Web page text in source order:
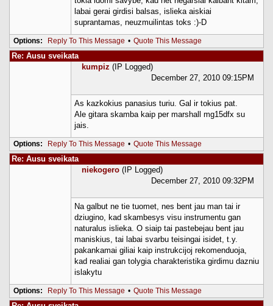
labai gerai girdisi balsas, islieka aiskiai
suprantamas, neuzmuilintas toks :)-D
Options: Reply To This Message • Quote This Message
Re: Ausu sveikata
kumpiz (IP Logged)
December 27, 2010 09:15PM
As kazkokius panasius turiu. Gal ir tokius pat.
Ale gitara skamba kaip per marshall mg15dfx su
jais.
Options: Reply To This Message • Quote This Message
Re: Ausu sveikata
niekogero (IP Logged)
December 27, 2010 09:32PM
Na galbut ne tie tuomet, nes bent jau man tai ir
dziugino, kad skambesys visu instrumentu gan
naturalus islieka. O siaip tai pastebejau bent jau
maniskius, tai labai svarbu teisingai isidet, t.y.
pakankamai giliai kaip instrukcijoj rekomenduoja,
kad realiai gan tolygia charakteristika girdimu dazniu
islakytu
Options: Reply To This Message • Quote This Message